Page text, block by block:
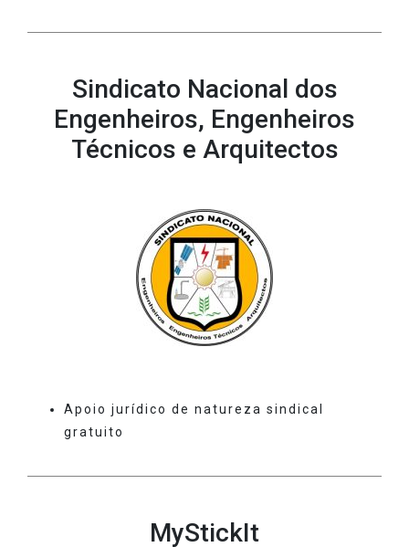
Sindicato Nacional dos
Engenheiros, Engenheiros
Técnicos e Arquitectos
Apoio jurídico de natureza sindical
gratuito
MyStickIt